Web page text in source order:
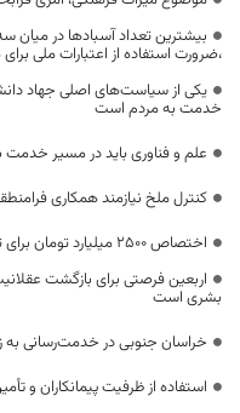
بیشترین تعداد آسبادها در
،ضرورت استفاده از اعتبارات ملی
یکی از سیاست‌های اصلی جهاد
خدمت به مردم است
علم و فناوری باید در مسیر خدمت
کنترل ملخ نیازمند همکاری
اختصاص 2500 میلیارد تومان برای توسعه راه‌های دوبانده خراسان جنوبی
اربعین فرصتی برای بازگشت
بشری است
خراسان جنوبی در خدمت‌رسانی به
استفاده از ظرفیت پیمانکاران و